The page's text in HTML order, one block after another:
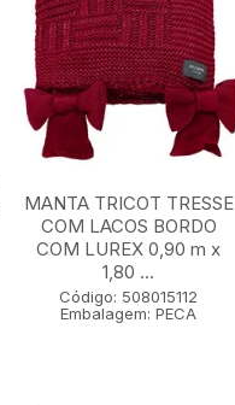
MANTA TRICOT TRESSE
COM LACOS BORDO
COM LUREX 0,90 m x
1,80 ...
Código: 508015112
Embalagem: PECA